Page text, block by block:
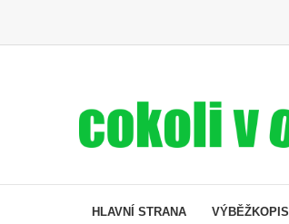
HLAVNÍ STRANA VÝBĚŽKOPIS